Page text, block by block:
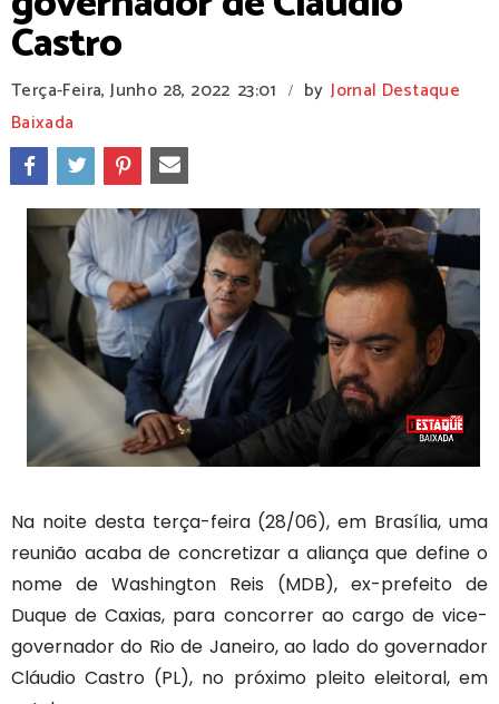
Castro
Terça-Feira, Junho 28, 2022 23:01 / by Jornal Destaque
Baixada
Na noite desta terça-feira (28/06), em Brasília, uma
reunião acaba de concretizar a aliança que define o
nome de Washington Reis (MDB), ex-prefeito de
Duque de Caxias, para concorrer ao cargo de vice-
governador do Rio de Janeiro, ao lado do governador
Cláudio Castro (PL), no próximo pleito eleitoral, em